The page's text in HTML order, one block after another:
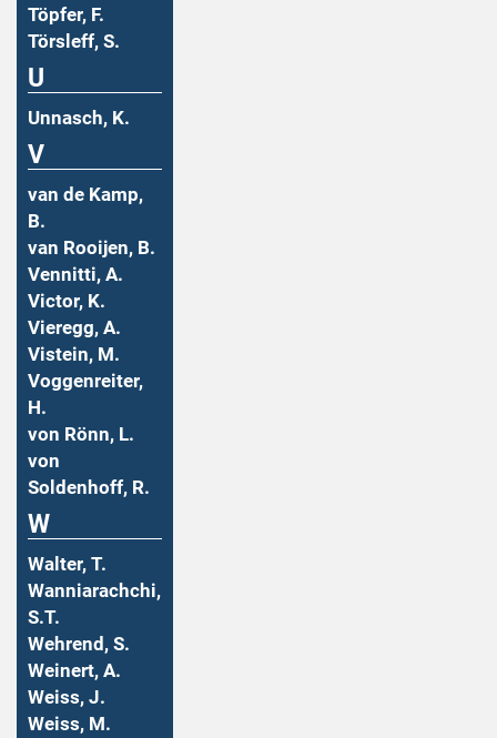
Töpfer, F.
Törsleff, S.
U
Unnasch, K.
V
van de Kamp,
B.
van Rooijen, B.
Vennitti, A.
Victor, K.
Vieregg, A.
Vistein, M.
Voggenreiter,
H.
von Rönn, L.
von
Soldenhoff, R.
W
Walter, T.
Wanniarachchi,
S.T.
Wehrend, S.
Weinert, A.
Weiss, J.
Weiss, M.